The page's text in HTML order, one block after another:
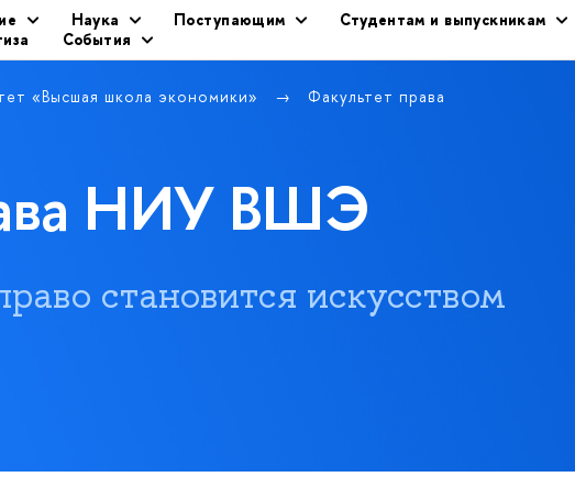
Наука Поступающим
Студентам и выпускникам
События
«Высшая школа экономики» Факультет права
НИУ ВШЭ
становится искусством